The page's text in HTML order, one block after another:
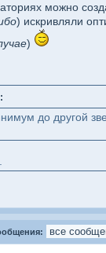
можно
) искривляли
)
до другой